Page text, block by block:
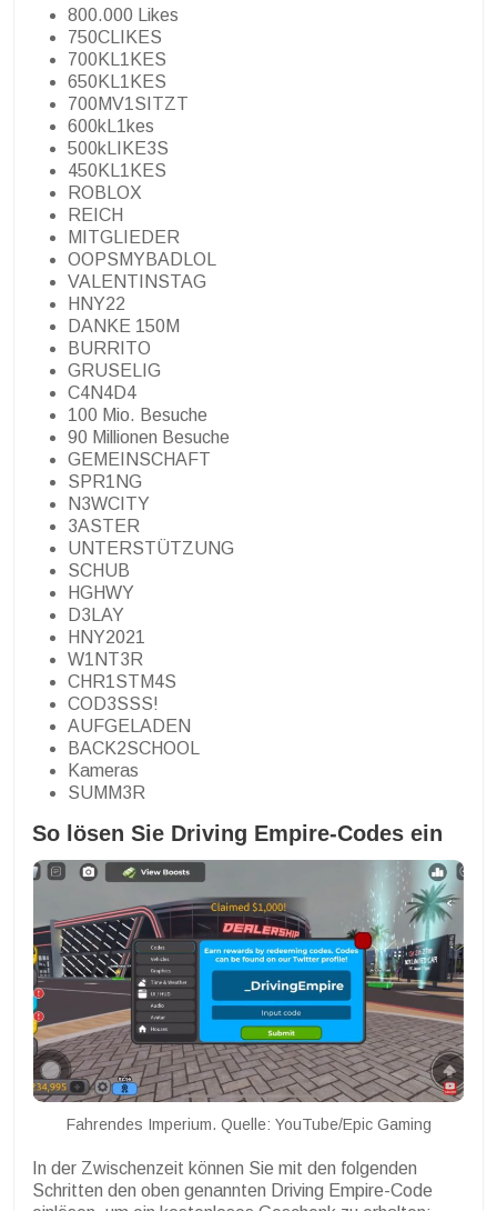
800.000 Likes
750CLIKES
700KL1KES
650KL1KES
700MV1SITZT
600kL1kes
500kLIKE3S
450KL1KES
ROBLOX
REICH
MITGLIEDER
OOPSMYBADLOL
VALENTINSTAG
HNY22
DANKE 150M
BURRITO
GRUSELIG
C4N4D4
100 Mio. Besuche
90 Millionen Besuche
GEMEINSCHAFT
SPR1NG
N3WCITY
3ASTER
UNTERSTÜTZUNG
SCHUB
HGHWY
D3LAY
HNY2021
W1NT3R
CHR1STM4S
COD3SSS!
AUFGELADEN
BACK2SCHOOL
Kameras
SUMM3R
So lösen Sie Driving Empire-Codes ein
Fahrendes Imperium. Quelle: YouTube/Epic Gaming
In der Zwischenzeit können Sie mit den folgenden
Schritten den oben genannten Driving Empire-Code